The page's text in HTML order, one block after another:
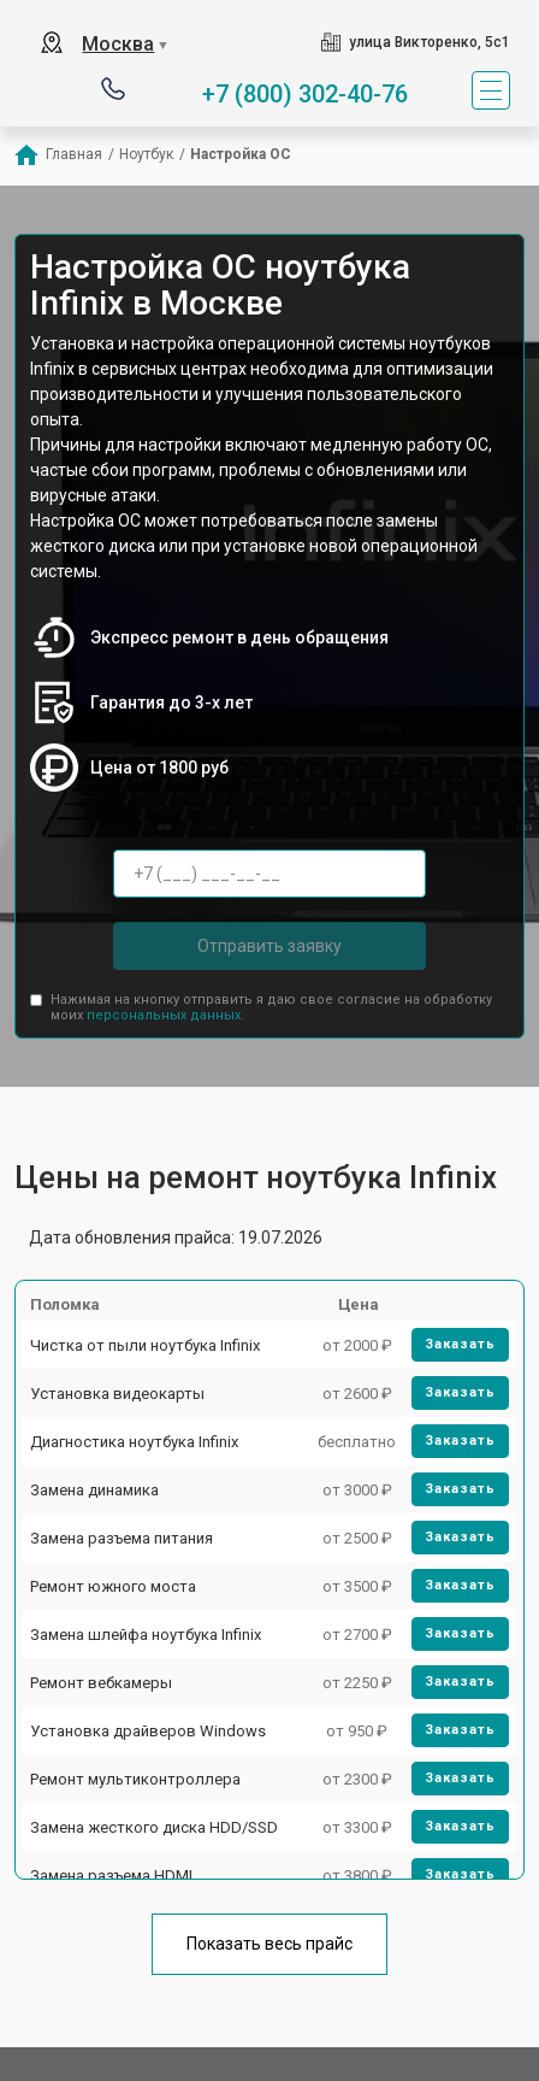
Москва ▼ улица Викторенко, 5с1
+7 (800) 302-40-76
Главная / Ноутбук / Настройка ОС
Настройка ОС ноутбука
Infinix в Москве
Установка и настройка операционной системы ноутбуков
Infinix в сервисных центрах необходима для оптимизации
производительности и улучшения пользовательского
опыта.
Причины для настройки включают медленную работу ОС,
частые сбои программ, проблемы с обновлениями или
вирусные атаки.
Настройка ОС может потребоваться после замены
жесткого диска или при установке новой операционной
системы.
Экспресс ремонт в день обращения
Гарантия до 3-х лет
Цена от 1800 руб
Отправить заявку
Нажимая на кнопку отправить я даю свое согласие на обработку
моих персональных данных.
Цены на ремонт ноутбука Infinix
Дата обновления прайса: 19.07.2026
Поломка Цена
Чистка от пыли ноутбука Infinix от 2000 ₽ Заказать
Установка видеокарты от 2600 ₽ Заказать
Диагностика ноутбука Infinix бесплатно Заказать
Замена динамика от 3000 ₽ Заказать
Замена разъема питания от 2500 ₽ Заказать
Ремонт южного моста от 3500 ₽ Заказать
Замена шлейфа ноутбука Infinix от 2700 ₽ Заказать
Ремонт вебкамеры от 2250 ₽ Заказать
Установка драйверов Windows от 950 ₽ Заказать
Ремонт мультиконтроллера от 2300 ₽ Заказать
Замена жесткого диска HDD/SSD от 3300 ₽ Заказать
Замена разъема HDMI от 3800 ₽ Заказать
Замена клавиатуры от 2900 ₽
Показать весь прайс